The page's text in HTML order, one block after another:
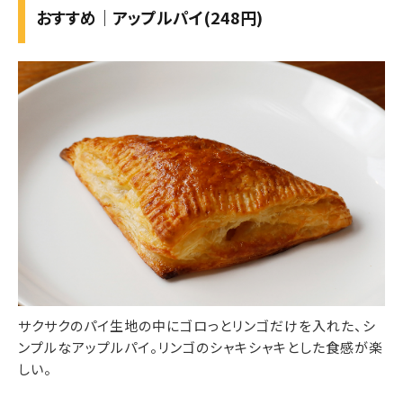
おすすめ｜アップルパイ(248円)
サクサクのパイ生地の中にゴロっとリンゴだけを入れた、シ
ンプルなアップルパイ。リンゴのシャキシャキとした食感が楽
しい。